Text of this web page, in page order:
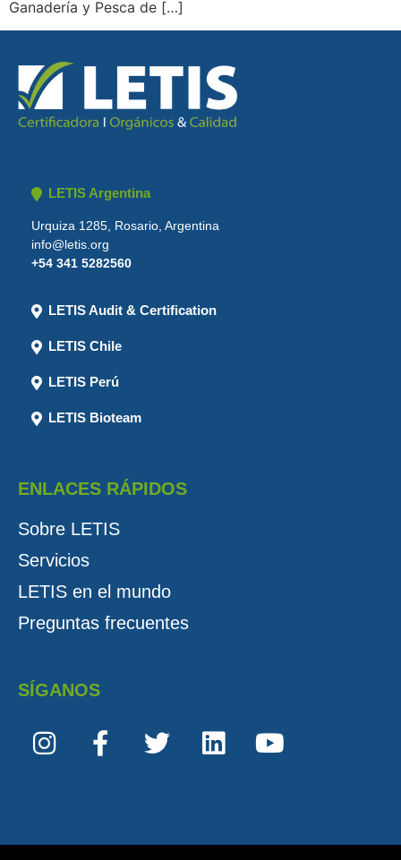
Ganadería y Pesca de […]
LETIS Argentina
Urquiza 1285, Rosario, Argentina
info@letis.org
+54 341 5282560
LETIS Audit & Certification
LETIS Chile
LETIS Perú
LETIS Bioteam
ENLACES RÁPIDOS
Sobre LETIS
Servicios
LETIS en el mundo
Preguntas frecuentes
SÍGANOS